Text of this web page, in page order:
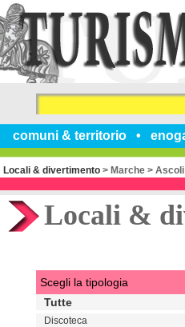
comuni & territorio
Locali & divertimento > Marche >
Locali &
Scegli la tipologia
Tutte
Discoteca